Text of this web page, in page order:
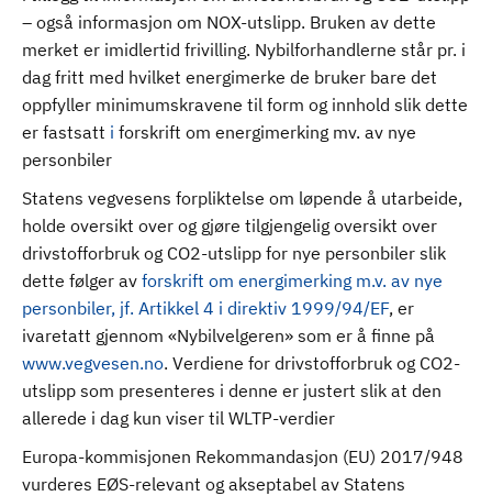
– også informasjon om NOX-utslipp. Bruken av dette
merket er imidlertid frivilling. Nybilforhandlerne står pr. i
dag fritt med hvilket energimerke de bruker bare det
oppfyller minimumskravene til form og innhold slik dette
er fastsatt i forskrift om energimerking mv. av nye
personbiler
Statens vegvesens forpliktelse om løpende å utarbeide,
holde oversikt over og gjøre tilgjengelig oversikt over
drivstofforbruk og CO2-utslipp for nye personbiler slik
dette følger av forskrift om energimerking m.v. av nye
personbiler, jf. Artikkel 4 i direktiv 1999/94/EF, er
ivaretatt gjennom «Nybilvelgeren» som er å finne på
www.vegvesen.no. Verdiene for drivstofforbruk og CO2-
utslipp som presenteres i denne er justert slik at den
allerede i dag kun viser til WLTP-verdier
Europa-kommisjonen Rekommandasjon (EU) 2017/948
vurderes EØS-relevant og akseptabel av Statens